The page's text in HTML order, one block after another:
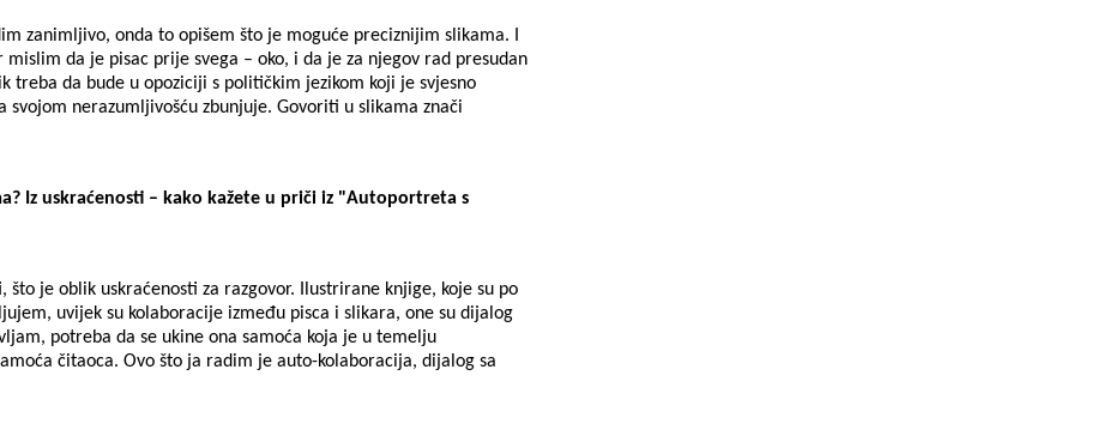
zanimljivo, onda to opišem što je moguće preciznijim slikama. I
da je pisac prije svega – oko, i da je za njegov rad presudan
treba da bude u opoziciji s političkim jezikom koji je svjesno
nerazumljivošću zbunjuje. Govoriti u slikama znači
Iz uskraćenosti – kako kažete u priči iz "Autoportreta s
što je oblik uskraćenosti za razgovor. Ilustrirane knjige, koje su po
uvijek su kolaboracije između pisca i slikara, one su dijalog
potreba da se ukine ona samoća koja je u temelju
čitaoca. Ovo što ja radim je auto-kolaboracija, dijalog sa